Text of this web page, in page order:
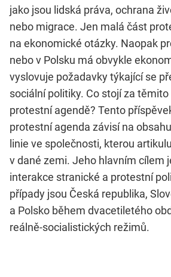
jako jsou lidská práva, ochrana
nebo migrace. Jen malá část
na ekonomické otázky. Naopak
nebo v Polsku má obvykle
vyslovuje požadavky týkající se
sociální politiky. Co stojí za
protestní agendě? Tento
protestní agenda závisí na
linie ve společnosti, kterou
v dané zemi. Jeho hlavním cílem
interakce stranické a protestní
případy jsou Česká republika,
a Polsko během dvacetiletého
reálně-socialistických režimů.